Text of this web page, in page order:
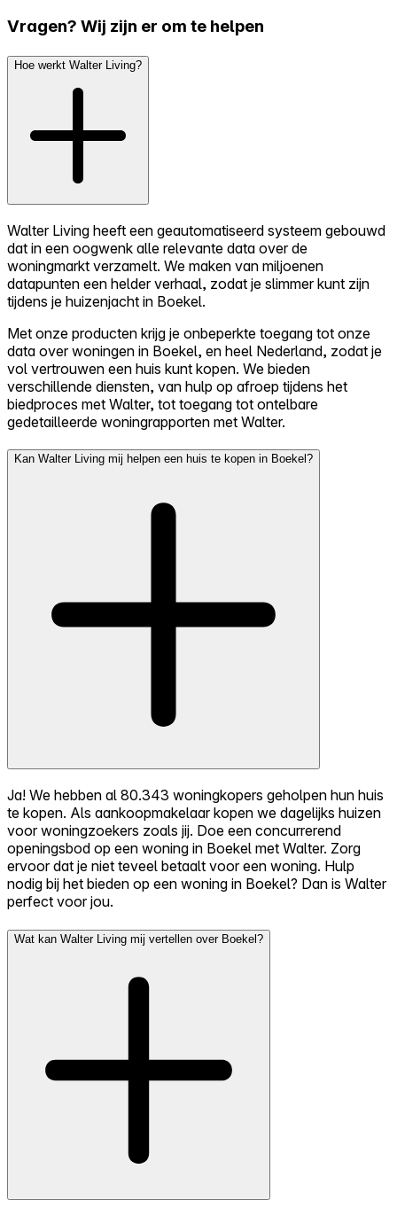
Vragen? Wij zijn er om te helpen
Hoe werkt Walter Living?
Walter Living heeft een geautomatiseerd systeem gebouwd
dat in een oogwenk alle relevante data over de
woningmarkt verzamelt. We maken van miljoenen
datapunten een helder verhaal, zodat je slimmer kunt zijn
tijdens je huizenjacht in Boekel.
Met onze producten krijg je onbeperkte toegang tot onze
data over woningen in Boekel, en heel Nederland, zodat je
vol vertrouwen een huis kunt kopen. We bieden
verschillende diensten, van hulp op afroep tijdens het
biedproces met Walter, tot toegang tot ontelbare
gedetailleerde woningrapporten met Walter.
Kan Walter Living mij helpen een huis te kopen in Boekel?
Ja! We hebben al 80.343 woningkopers geholpen hun huis
te kopen. Als aankoopmakelaar kopen we dagelijks huizen
voor woningzoekers zoals jij. Doe een concurrerend
openingsbod op een woning in Boekel met Walter. Zorg
ervoor dat je niet teveel betaalt voor een woning. Hulp
nodig bij het bieden op een woning in Boekel? Dan is Walter
perfect voor jou.
Wat kan Walter Living mij vertellen over Boekel?